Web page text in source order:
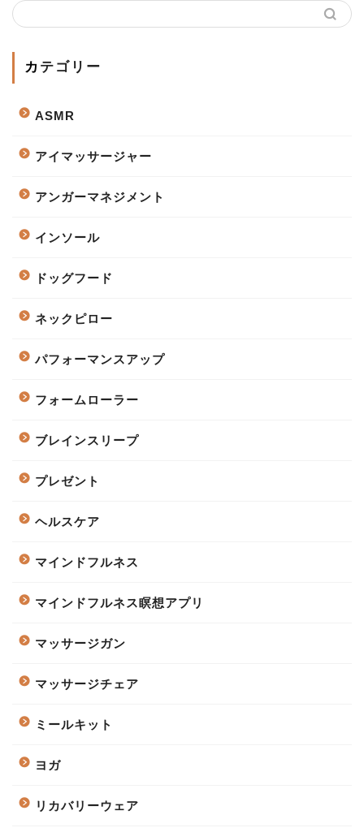
カテゴリー
ASMR
アイマッサージャー
アンガーマネジメント
インソール
ドッグフード
ネックピロー
パフォーマンスアップ
フォームローラー
ブレインスリープ
プレゼント
ヘルスケア
マインドフルネス
マインドフルネス瞑想アプリ
マッサージガン
マッサージチェア
ミールキット
ヨガ
リカバリーウェア